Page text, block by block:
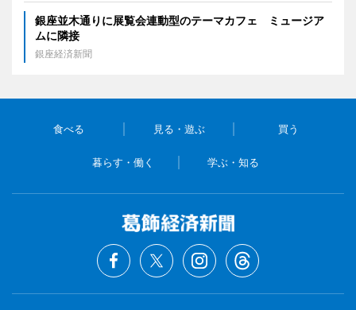
銀座並木通りに展覧会連動型のテーマカフェ ミュージア
ムに隣接
銀座経済新聞
食べる 見る・遊ぶ 買う
暮らす・働く 学ぶ・知る